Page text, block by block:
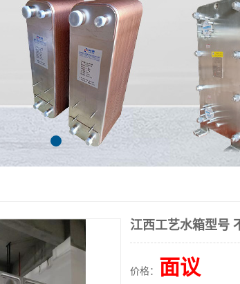
江西工艺水箱型号
价格： 面议